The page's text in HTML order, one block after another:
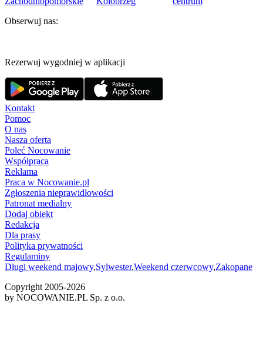
Obserwuj nas:
Rezerwuj wygodniej w aplikacji
Kontakt
Pomoc
O nas
Nasza oferta
Poleć Nocowanie
Współpraca
Reklama
Praca w Nocowanie.pl
Zgłoszenia nieprawidłowości
Patronat medialny
Dodaj obiekt
Redakcja
Dla prasy
Polityka prywatności
Regulaminy
Długi weekend majowy,Sylwester,Weekend czerwcowy,Zakopane
Copyright 2005-2026
by NOCOWANIE.PL Sp. z o.o.